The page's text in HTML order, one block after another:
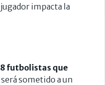
impacta la
futbolistas que
sometido a un